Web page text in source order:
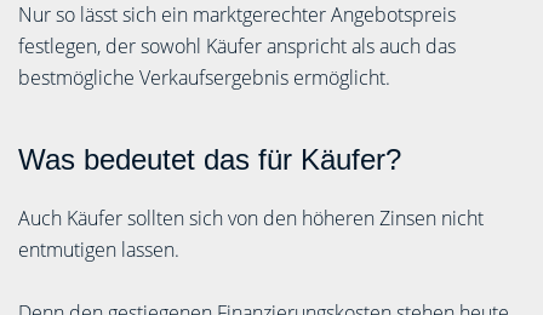
Nur so lässt sich ein marktgerechter Angebotspreis
festlegen, der sowohl Käufer anspricht als auch das
bestmögliche Verkaufsergebnis ermöglicht.
Was bedeutet das für Käufer?
Auch Käufer sollten sich von den höheren Zinsen nicht
entmutigen lassen.